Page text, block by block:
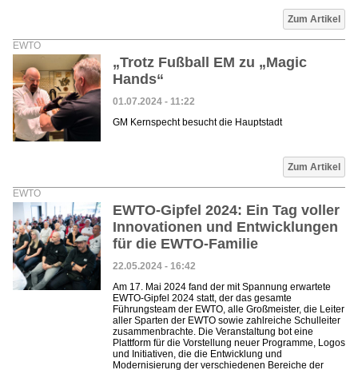
Zum Artikel
EWTO
„Trotz Fußball EM zu „Magic
Hands“
01.07.2024 - 11:22
GM Kernspecht besucht die Hauptstadt
Zum Artikel
EWTO
EWTO-Gipfel 2024: Ein Tag voller
Innovationen und Entwicklungen
für die EWTO-Familie
22.05.2024 - 16:42
Am 17. Mai 2024 fand der mit Spannung erwartete
EWTO-Gipfel 2024 statt, der das gesamte
Führungsteam der EWTO, alle Großmeister, die Leiter
aller Sparten der EWTO sowie zahlreiche Schulleiter
zusammenbrachte. Die Veranstaltung bot eine
Plattform für die Vorstellung neuer Programme, Logos
und Initiativen, die die Entwicklung und
Modernisierung der verschiedenen Bereiche der